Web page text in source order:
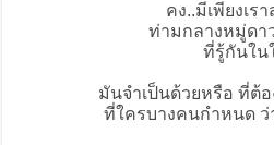
คง..มีเพียงเร
ท่ามกลางหมู่ดา
ที่รู้กันใน
มันจำเป็นด้วยหรือ ที่ต้
ที่ใครบางคนกำหนด ว่